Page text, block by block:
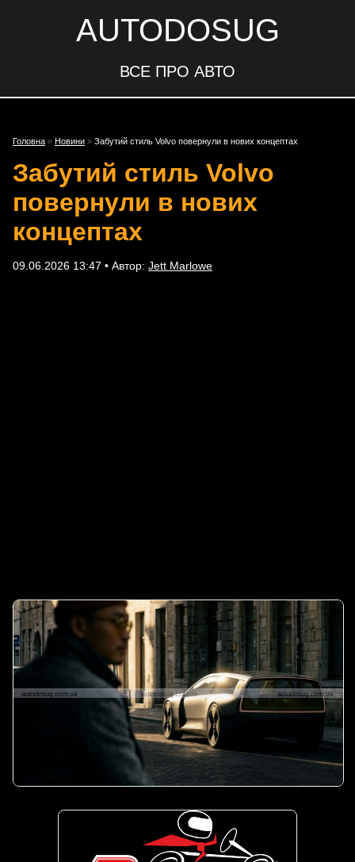
AUTODOSUG
ВСЕ ПРО АВТО
Головна » Новини » Забутий стиль Volvo повернули в нових концептах
Забутий стиль Volvo
повернули в нових
концептах
09.06.2026 13:47 • Автор: Jett Marlowe